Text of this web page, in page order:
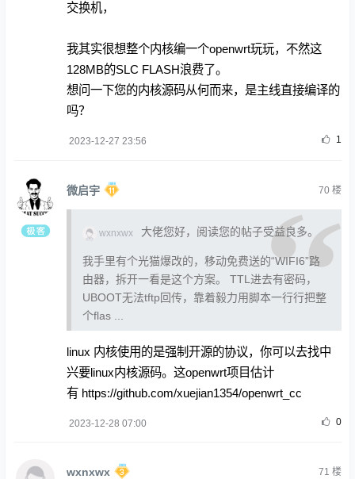
交换机，
我其实很想整个内核编一个openwrt玩玩，不然这
128MB的SLC FLASH浪费了。
想问一下您的内核源码从何而来，是主线直接编译的
吗？
2023-12-27 23:56 1
微启宇 70楼
wxnxwx 大佬您好，阅读您的帖子受益良多。
我手里有个光猫爆改的，移动免费送的“WIFI6”路
由器，拆开一看是这个方案。 TTL进去有密码，
UBOOT无法tftp回传，靠着毅力用脚本一行行把整
个flas ...
linux 内核使用的是强制开源的协议，你可以去找中
兴要linux内核源码。这openwrt项目估计
有 https://github.com/xuejian1354/openwrt_cc
2023-12-28 07:00 0
wxnxwx 71 楼